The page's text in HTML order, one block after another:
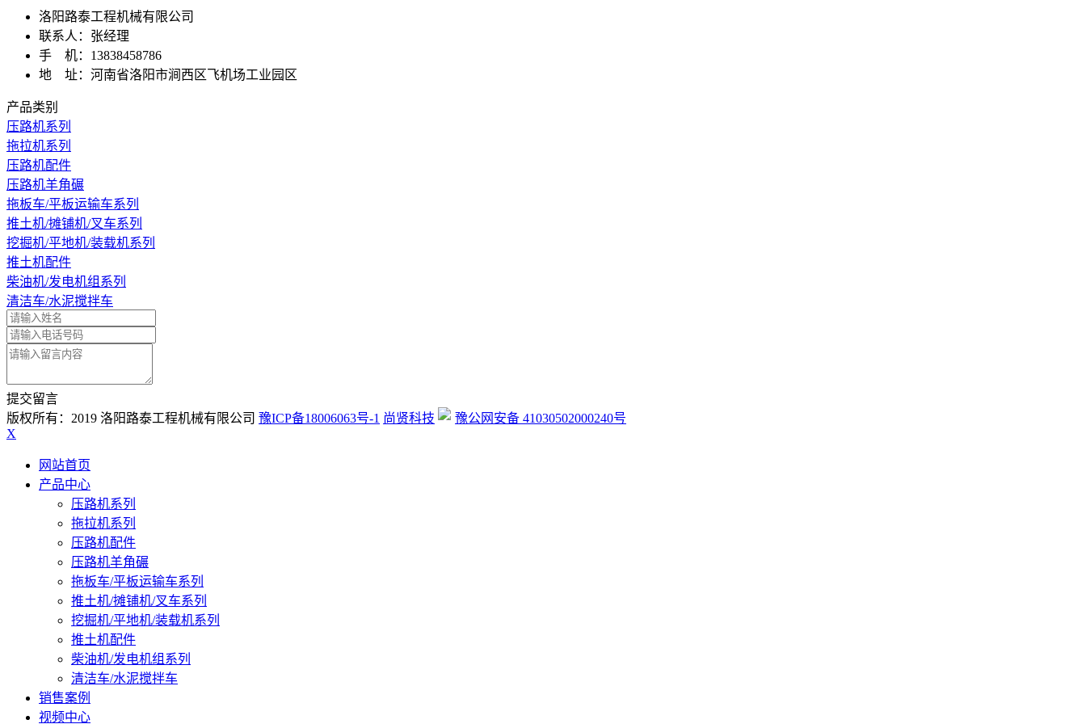
洛阳路泰工程机械有限公司
联系人：张经理
手 机：13838458786
地 址：河南省洛阳市涧西区飞机场工业园区
产品类别
压路机系列
拖拉机系列
压路机配件
压路机羊角碾
拖板车/平板运输车系列
推土机/摊铺机/叉车系列
挖掘机/平地机/装载机系列
推土机配件
柴油机/发电机组系列
清洁车/水泥搅拌车
提交留言
版权所有：2019 洛阳路泰工程机械有限公司 豫ICP备18006063号-1 尚贤科技
豫公网安备 41030502000240号
X
网站首页
产品中心
压路机系列
拖拉机系列
压路机配件
压路机羊角碾
拖板车/平板运输车系列
推土机/摊铺机/叉车系列
挖掘机/平地机/装载机系列
推土机配件
柴油机/发电机组系列
清洁车/水泥搅拌车
销售案例
视频中心